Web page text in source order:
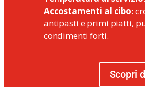
Accostamenti al cibo:
antipasti e primi piatti,
condimenti forti.
Scopri